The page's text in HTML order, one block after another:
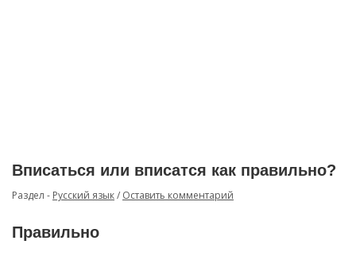
Вписаться или вписатся как правильно?
Раздел - Русский язык/ Оставить комментарий
Правильно